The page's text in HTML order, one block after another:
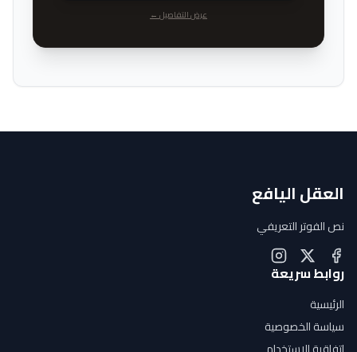
عرض التفاصيل ←
العقل اليافع
نص الفوتر التعريفي
روابط سريعة
الرئيسية
سياسة الخصوصية